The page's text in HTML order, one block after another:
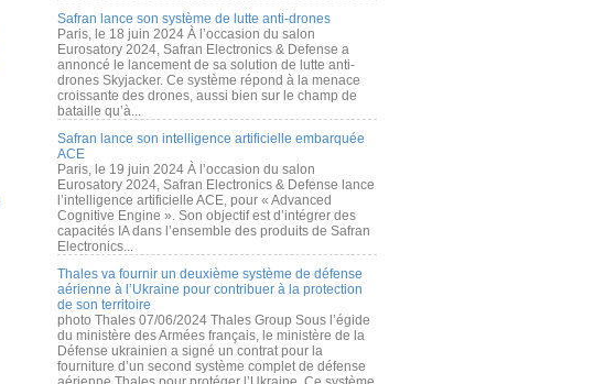
Safran lance son système de lutte anti-drones
Paris, le 18 juin 2024 À l’occasion du salon
Eurosatory 2024, Safran Electronics & Defense a
annoncé le lancement de sa solution de lutte anti-
drones Skyjacker. Ce système répond à la menace
croissante des drones, aussi bien sur le champ de
bataille qu’à...
Safran lance son intelligence artificielle embarquée
ACE
Paris, le 19 juin 2024 À l’occasion du salon
Eurosatory 2024, Safran Electronics & Defense lance
l’intelligence artificielle ACE, pour « Advanced
Cognitive Engine ». Son objectif est d’intégrer des
capacités IA dans l’ensemble des produits de Safran
Electronics...
Thales va fournir un deuxième système de défense
aérienne à l’Ukraine pour contribuer à la protection
de son territoire
photo Thales 07/06/2024 Thales Group Sous l’égide
du ministère des Armées français, le ministère de la
Défense ukrainien a signé un contrat pour la
fourniture d’un second système complet de défense